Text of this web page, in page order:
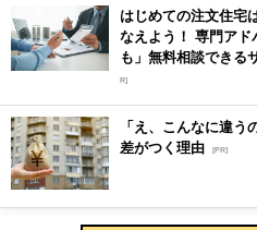
はじめての注文住宅
なえよう！ 専門アド
も」無料相談できる
R]
「え、こんなに違う
差がつく理由 [PR]